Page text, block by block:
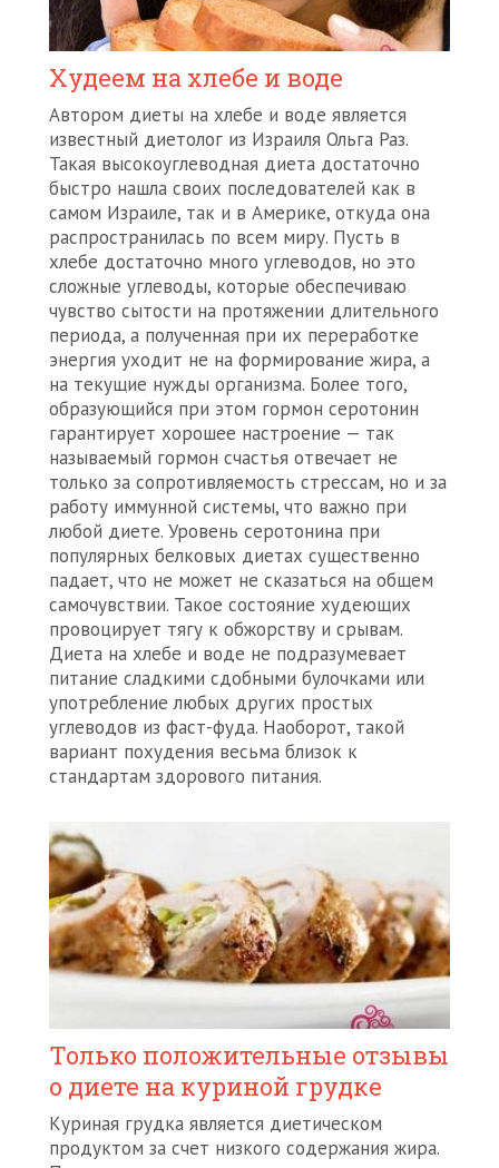
Худеем на хлебе и воде
Автором диеты на хлебе и воде является
известный диетолог из Израиля Ольга Раз.
Такая высокоуглеводная диета достаточно
быстро нашла своих последователей как в
самом Израиле, так и в Америке, откуда она
распространилась по всем миру. Пусть в
хлебе достаточно много углеводов, но это
сложные углеводы, которые обеспечиваю
чувство сытости на протяжении длительного
периода, а полученная при их переработке
энергия уходит не на формирование жира, а
на текущие нужды организма. Более того,
образующийся при этом гормон серотонин
гарантирует хорошее настроение — так
называемый гормон счастья отвечает не
только за сопротивляемость стрессам, но и за
работу иммунной системы, что важно при
любой диете. Уровень серотонина при
популярных белковых диетах существенно
падает, что не может не сказаться на общем
самочувствии. Такое состояние худеющих
провоцирует тягу к обжорству и срывам.
Диета на хлебе и воде не подразумевает
питание сладкими сдобными булочками или
употребление любых других простых
углеводов из фаст-фуда. Наоборот, такой
вариант похудения весьма близок к
стандартам здорового питания.
Только положительные отзывы
о диете на куриной грудке
Куриная грудка является диетическом
продуктом за счет низкого содержания жира.